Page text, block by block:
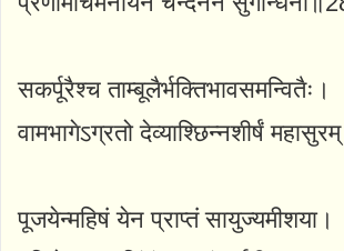
सकर्पूरैश्च ताम्बूलैर्भक्तिभावसमन्वितैः।
वामभागेऽग्रतो देव्याश्छिन्नशीर्षं
पूजयेन्महिषं येन प्राप्तं सायुज्यमीशया।